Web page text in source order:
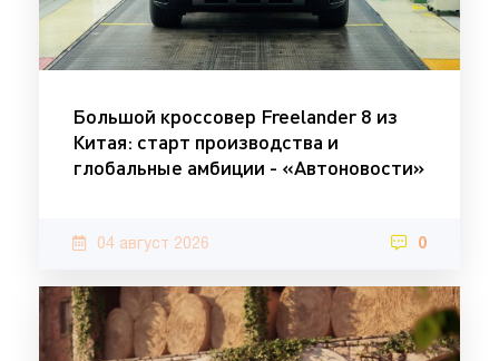
Большой кроссовер Freelander 8 из
Китая: старт производства и
глобальные амбиции - «Автоновости»
04 август 2026 0